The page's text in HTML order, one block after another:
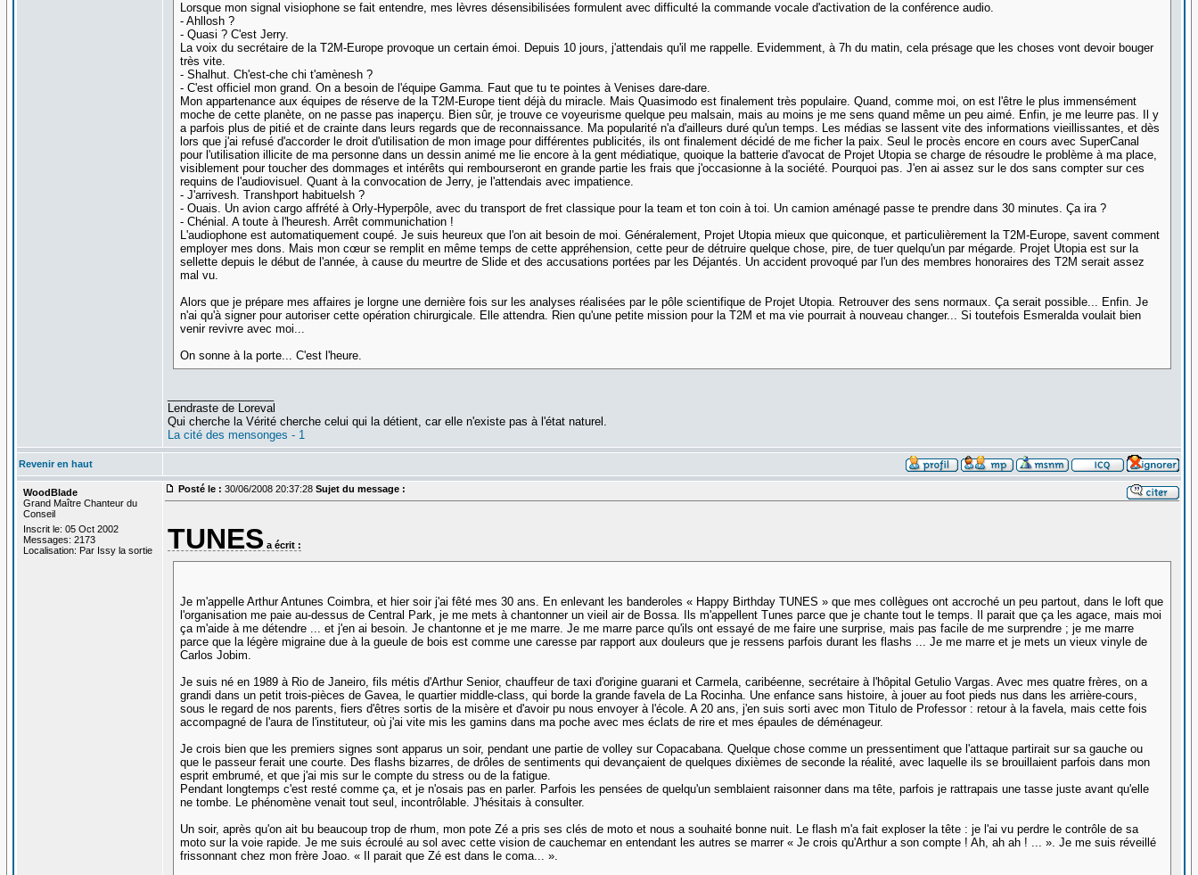
Lorsque mon signal visiophone se fait entendre, mes lèvres désensibilisées formulent avec difficulté la commande vocale d'activation de la conférence audio.
- Ahllosh ?
- Quasi ? C'est Jerry.
La voix du secrétaire de la T2M-Europe provoque un certain émoi. Depuis 10 jours, j'attendais qu'il me rappelle. Evidemment, à 7h du matin, cela présage que les choses vont devoir bouger
très vite.
- Shalhut. Ch'est-che chi t'amènesh ?
- C'est officiel mon grand. On a besoin de l'équipe Gamma. Faut que tu te pointes à Venises dare-dare.
Mon appartenance aux équipes de réserve de la T2M-Europe tient déjà du miracle. Mais Quasimodo est finalement très populaire. Quand, comme moi, on est l'être le plus immensément
moche de cette planète, on ne passe pas inaperçu. Bien sûr, je trouve ce voyeurisme quelque peu malsain, mais au moins je me sens quand même un peu aimé. Enfin, je me leurre pas. Il y
a parfois plus de pitié et de crainte dans leurs regards que de reconnaissance. Ma popularité n'a d'ailleurs duré qu'un temps. Les médias se lassent vite des informations vieillissantes, et dès
lors que j'ai refusé d'accorder le droit d'utilisation de mon image pour différentes publicités, ils ont finalement décidé de me ficher la paix. Seul le procès encore en cours avec SuperCanal
pour l'utilisation illicite de ma personne dans un dessin animé me lie encore à la gent médiatique, quoique la batterie d'avocat de Projet Utopia se charge de résoudre le problème à ma place,
visiblement pour toucher des dommages et intérêts qui rembourseront en grande partie les frais que j'occasionne à la société. Pourquoi pas. J'en ai assez sur le dos sans compter sur ces
requins de l'audiovisuel. Quant à la convocation de Jerry, je l'attendais avec impatience.
- J'arrivesh. Transhport habituelsh ?
- Ouais. Un avion cargo affrété à Orly-Hyperpôle, avec du transport de fret classique pour la team et ton coin à toi. Un camion aménagé passe te prendre dans 30 minutes. Ça ira ?
- Chénial. A toute à l'heuresh. Arrêt communichation !
L'audiophone est automatiquement coupé. Je suis heureux que l'on ait besoin de moi. Généralement, Projet Utopia mieux que quiconque, et particulièrement la T2M-Europe, savent comment
employer mes dons. Mais mon cœur se remplit en même temps de cette appréhension, cette peur de détruire quelque chose, pire, de tuer quelqu'un par mégarde. Projet Utopia est sur la
sellette depuis le début de l'année, à cause du meurtre de Slide et des accusations portées par les Déjantés. Un accident provoqué par l'un des membres honoraires des T2M serait assez
mal vu.
Alors que je prépare mes affaires je lorgne une dernière fois sur les analyses réalisées par le pôle scientifique de Projet Utopia. Retrouver des sens normaux. Ça serait possible... Enfin. Je
n'ai qu'à signer pour autoriser cette opération chirurgicale. Elle attendra. Rien qu'une petite mission pour la T2M et ma vie pourrait à nouveau changer... Si toutefois Esmeralda voulait bien
venir revivre avec moi...
On sonne à la porte... C'est l'heure.
Lendraste de Loreval
Qui cherche la Vérité cherche celui qui la détient, car elle n'existe pas à l'état naturel.
La cité des mensonges - 1
Revenir en haut
WoodBlade
Grand Maître Chanteur du
Conseil
Inscrit le: 05 Oct 2002
Messages: 2173
Localisation: Par Issy la sortie
Posté le : 30/06/2008 20:37:28 Sujet du message :
TUNES a écrit :
Je m'appelle Arthur Antunes Coimbra, et hier soir j'ai fêté mes 30 ans. En enlevant les banderoles « Happy Birthday TUNES » que mes collègues ont accroché un peu partout, dans le loft que
l'organisation me paie au-dessus de Central Park, je me mets à chantonner un vieil air de Bossa. Ils m'appellent Tunes parce que je chante tout le temps. Il parait que ça les agace, mais moi
ça m'aide à me détendre ... et j'en ai besoin. Je chantonne et je me marre. Je me marre parce qu'ils ont essayé de me faire une surprise, mais pas facile de me surprendre ; je me marre
parce que la légère migraine due à la gueule de bois est comme une caresse par rapport aux douleurs que je ressens parfois durant les flashs ... Je me marre et je mets un vieux vinyle de
Carlos Jobim.
Je suis né en 1989 à Rio de Janeiro, fils métis d'Arthur Senior, chauffeur de taxi d'origine guarani et Carmela, caribéenne, secrétaire à l'hôpital Getulio Vargas. Avec mes quatre frères, on a
grandi dans un petit trois-pièces de Gavea, le quartier middle-class, qui borde la grande favela de La Rocinha. Une enfance sans histoire, à jouer au foot pieds nus dans les arrière-cours,
sous le regard de nos parents, fiers d'êtres sortis de la misère et d'avoir pu nous envoyer à l'école. A 20 ans, j'en suis sorti avec mon Titulo de Professor : retour à la favela, mais cette fois
accompagné de l'aura de l'instituteur, où j'ai vite mis les gamins dans ma poche avec mes éclats de rire et mes épaules de déménageur.
Je crois bien que les premiers signes sont apparus un soir, pendant une partie de volley sur Copacabana. Quelque chose comme un pressentiment que l'attaque partirait sur sa gauche ou
que le passeur ferait une courte. Des flashs bizarres, de drôles de sentiments qui devançaient de quelques dixièmes de seconde la réalité, avec laquelle ils se brouillaient parfois dans mon
esprit embrumé, et que j'ai mis sur le compte du stress ou de la fatigue.
Pendant longtemps c'est resté comme ça, et je n'osais pas en parler. Parfois les pensées de quelqu'un semblaient raisonner dans ma tête, parfois je rattrapais une tasse juste avant qu'elle
ne tombe. Le phénomène venait tout seul, incontrôlable. J'hésitais à consulter.
Un soir, après qu'on ait bu beaucoup trop de rhum, mon pote Zé a pris ses clés de moto et nous a souhaité bonne nuit. Le flash m'a fait exploser la tête : je l'ai vu perdre le contrôle de sa
moto sur la voie rapide. Je me suis écroulé au sol avec cette vision de cauchemar en entendant les autres se marrer « Je crois qu'Arthur a son compte ! Ah, ah ah ! ... ». Je me suis réveillé
frissonnant chez mon frère Joao. « Il parait que Zé est dans le coma... ».